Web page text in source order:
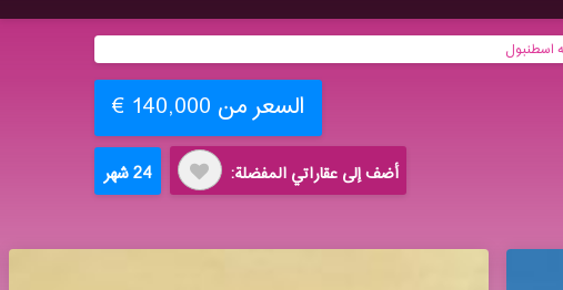
السعر من 140,000 €
أضف إلى عقاراتي المفضلة: 24 شهر